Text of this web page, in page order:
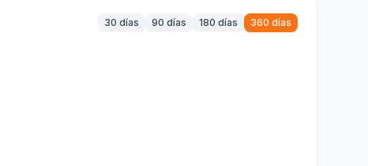
30 días 90 días 180 días 360 días